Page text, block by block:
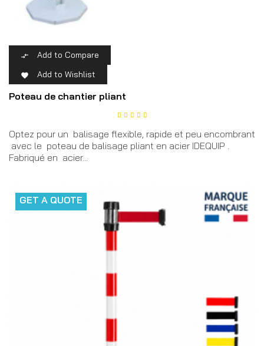
 Add to Compare
 Add to Wishlist
Poteau de chantier pliant
Optez pour un balisage flexible, rapide et peu encombrant
avec le poteau de balisage pliant en acier IDEQUIP .
Fabriqué en acier...
GET A QUOTE